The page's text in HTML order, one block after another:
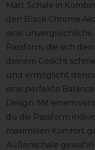
Matt Schale in
den Black Chrome
eine unvergleichliche
Passform, die sich
deinem Gesicht
und ermöglicht
eine perfekte
Design. Mit einem
du die Passform
maximalen Komfort
Außenschale